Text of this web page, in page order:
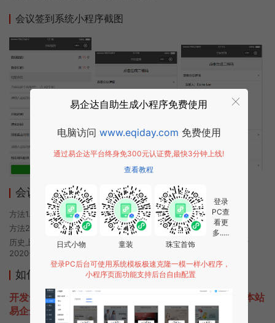
会议签到系统小程序截图
会议签到系统小程序使用方法
方法1. 使用微信扫描本页面上方二维码进入会议签到系统的小程序
方法2. 在微信中搜索“会议签到系统”即可进入小程序
历史上的今时小程序由会议签到系统团队开发，易企达小程序商店于
2020-10-14 16:01发布
如何开发类似会议签到系统的小程序
开发一款类似会议签到系统的小程序不难，只需要咨询本站
易企达客服即可为您定制开发，免费提供报价。
易企达自助生成小程序免费使用
电脑访问 www.eqiday.com 免费使用
通过易企达平台终身免300元认证费,最快3分钟上线!
查看教程
日式小物 童装 珠宝首饰
登录
PC查
看更
多.....
登录PC后台可使用系统模板极速克隆一模一样小程序，
小程序页面功能支持后台自由配置